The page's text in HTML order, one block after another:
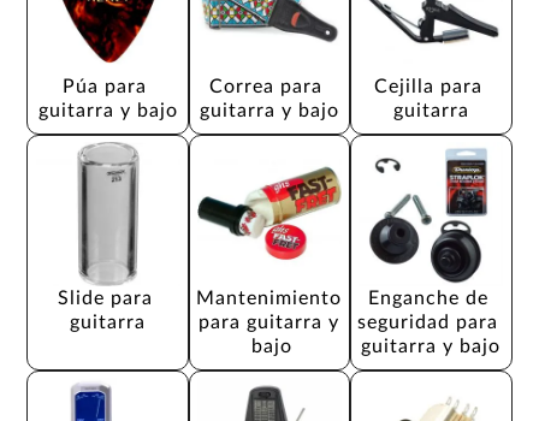
Púa para
guitarra y bajo
Correa para
guitarra y bajo
Cejilla para
guitarra
Slide para
guitarra
Mantenimiento
para guitarra y
bajo
Enganche de
seguridad para
guitarra y bajo